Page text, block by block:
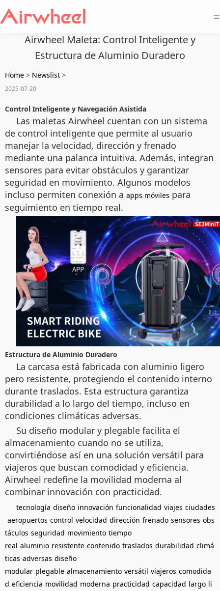
=
Airwheel Maleta: Control Inteligente y
Estructura de Aluminio Duradero
Home > Newslist >
2025-07-20
Control Inteligente y Navegación Asistida
Las maletas Airwheel cuentan con un sistema
de control inteligente que permite al usuario
manejar la velocidad, dirección y frenado
mediante una palanca intuitiva. Además, integran
sensores para evitar obstáculos y garantizar
seguridad en movimiento. Algunos modelos
incluso permiten conexión a apps móviles para
seguimiento en tiempo real.
Estructura de Aluminio Duradero
La carcasa está fabricada con aluminio ligero
pero resistente, protegiendo el contenido interno
durante traslados. Esta estructura garantiza
durabilidad a lo largo del tiempo, incluso en
condiciones climáticas adversas.
Su diseño modular y plegable facilita el
almacenamiento cuando no se utiliza,
convirtiéndose así en una solución versátil para
viajeros que buscan comodidad y eficiencia.
Airwheel redefine la movilidad moderna al
combinar innovación con practicidad.
tecnología diseño innovación funcionalidad viajes ciudades
aeropuertos control velocidad dirección frenado sensores obs
táculos seguridad movimiento tiempo
real aluminio resistente contenido traslados durabilidad climá
ticas adversas diseño
modular plegable almacenamiento versátil viajeros comodida
d eficiencia movilidad moderna practicidad capacidad largo li